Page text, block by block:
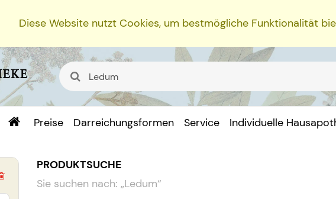
Diese Website nutzt Cookies, um bestmögliche Funktionalität
Preise Darreichungsformen Service Individuelle
PRODUKTSUCHE
Sie suchen nach: „Ledum“